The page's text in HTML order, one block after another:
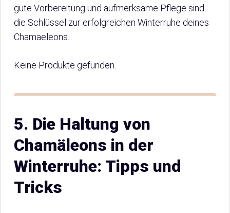
gute Vorbereitung und aufmerksame Pflege sind
die Schlüssel zur erfolgreichen Winterruhe deines
Chamaeleons.
Keine Produkte gefunden.
5. Die Haltung von
Chamäleons in der
Winterruhe: Tipps und
Tricks